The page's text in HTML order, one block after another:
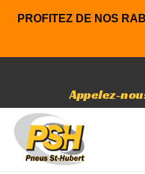
PROFITEZ DE NOS
Appelez-